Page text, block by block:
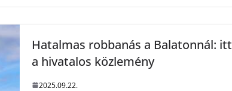
Hatalmas robbanás a Balatonnál: itt
a hivatalos közlemény
2025.09.22.